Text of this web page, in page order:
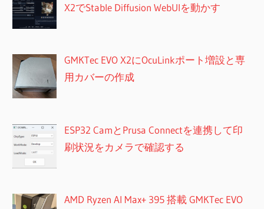
X2でStable Diffusion WebUIを動かす
GMKTec EVO X2にOcuLinkポート増設と専
用カバーの作成
ESP32 CamとPrusa Connectを連携して印
刷状況をカメラで確認する
AMD Ryzen AI Max+ 395 搭載 GMKTec EVO